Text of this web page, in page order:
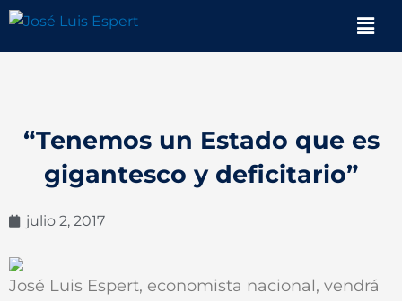
contenido
“Tenemos un Estado que es
gigantesco y deficitario”
julio 2, 2017
José Luis Espert, economista nacional, vendrá